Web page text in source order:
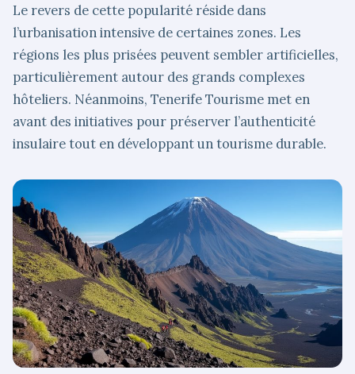
Le revers de cette popularité réside dans
l’urbanisation intensive de certaines zones. Les
régions les plus prisées peuvent sembler artificielles,
particulièrement autour des grands complexes
hôteliers. Néanmoins, Tenerife Tourisme met en
avant des initiatives pour préserver l’authenticité
insulaire tout en développant un tourisme durable.